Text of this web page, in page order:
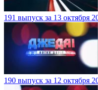
191 выпуск за 13 октября
190 выпуск за 12 октября